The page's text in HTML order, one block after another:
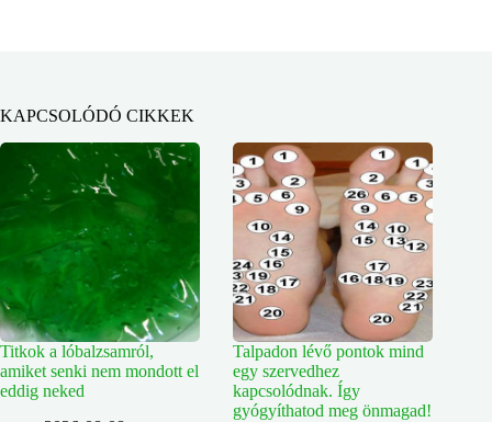
KAPCSOLÓDÓ CIKKEK
Titkok a lóbalzsamról,
amiket senki nem mondott el
eddig neked
Talpadon lévő pontok mind
egy szervedhez
kapcsolódnak. Így
gyógyíthatod meg önmagad!